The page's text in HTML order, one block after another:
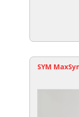
SYM